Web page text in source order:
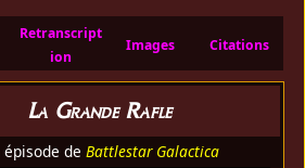
Retranscript
ion
Images Citations
La Grande Rafle
épisode de Battlestar Galactica